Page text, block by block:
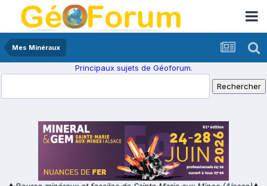
Mes Minéraux
Principaux sujets de Géoforum.